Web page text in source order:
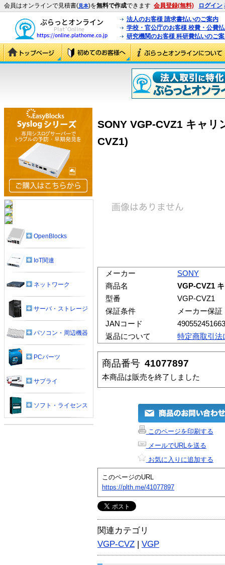
会員はオンラインで見積書(見本)を無料で作成できます 会員登録(無料) ログイン
法人のお客様 請求書払いのご案内
学校・官公庁のお客様 校費・公費
研究機関のお客様 科研費払いのご
SONY VGP-CVZ1 キャ
CVZ1)
メーカー
SONY
商品名
VGP-CVZ1
型番
VGP-CVZ1
保証条件
メーカー保証
JANコード
返品について
特定商取引法
商品番号 41077897
本商品は販売を終了しました
このページを印刷する
メールでURLを送る
お気に入りに追加する
このページのURL
https://plth.me/41077897
関連カテゴリ
VGP-CVZ | VGP
OpenBlocks
IoT関連
ネットワーク
サーバ・ストレージ
パソコン・周辺機器
PCパーツ
サプライ
ソフト・ライセンス